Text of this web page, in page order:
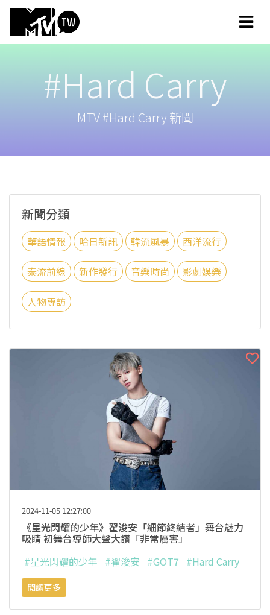
#Hard Carry
MTV #Hard Carry 新聞
新聞分類
華語情報 哈日新訊 韓流風暴 西洋流行
泰流前線 新作發行 音樂時尚 影劇娛樂
人物專訪
2024-11-05 12:27:00
《星光閃耀的少年》翟浚安「細節終結者」舞台魅力
吸睛 初舞台導師大聲大讚「非常厲害」
#星光閃耀的少年 #翟浚安 #GOT7 #Hard Carry
閱讀更多